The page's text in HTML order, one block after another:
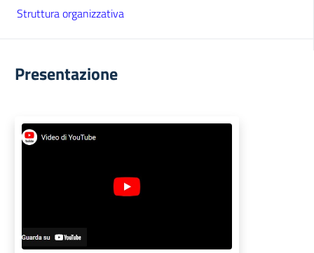
Struttura organizzativa
Presentazione